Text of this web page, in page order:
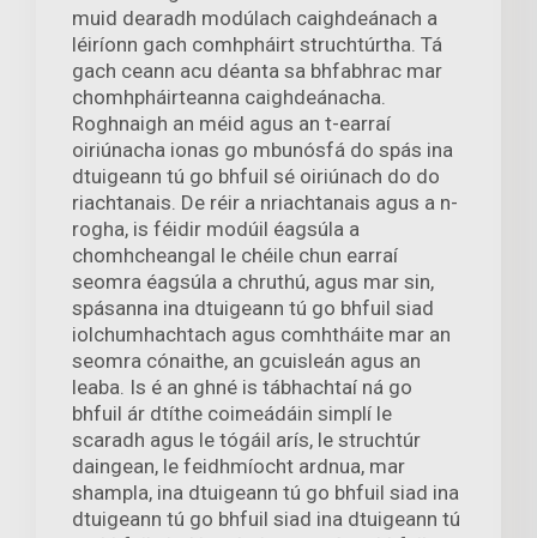
muid dearadh modúlach caighdeánach a
léiríonn gach comhpháirt struchtúrtha. Tá
gach ceann acu déanta sa bhfabhrac mar
chomhpháirteanna caighdeánacha.
Roghnaigh an méid agus an t-earraí
oiriúnacha ionas go mbunósfá do spás ina
dtuigeann tú go bhfuil sé oiriúnach do do
riachtanais. De réir a nriachtanais agus a n-
rogha, is féidir modúil éagsúla a
chomhcheangal le chéile chun earraí
seomra éagsúla a chruthú, agus mar sin,
spásanna ina dtuigeann tú go bhfuil siad
iolchumhachtach agus comhtháite mar an
seomra cónaithe, an gcuisleán agus an
leaba. Is é an ghné is tábhachtaí ná go
bhfuil ár dtíthe coimeádáin simplí le
scaradh agus le tógáil arís, le struchtúr
daingean, le feidhmíocht ardnua, mar
shampla, ina dtuigeann tú go bhfuil siad ina
dtuigeann tú go bhfuil siad ina dtuigeann tú